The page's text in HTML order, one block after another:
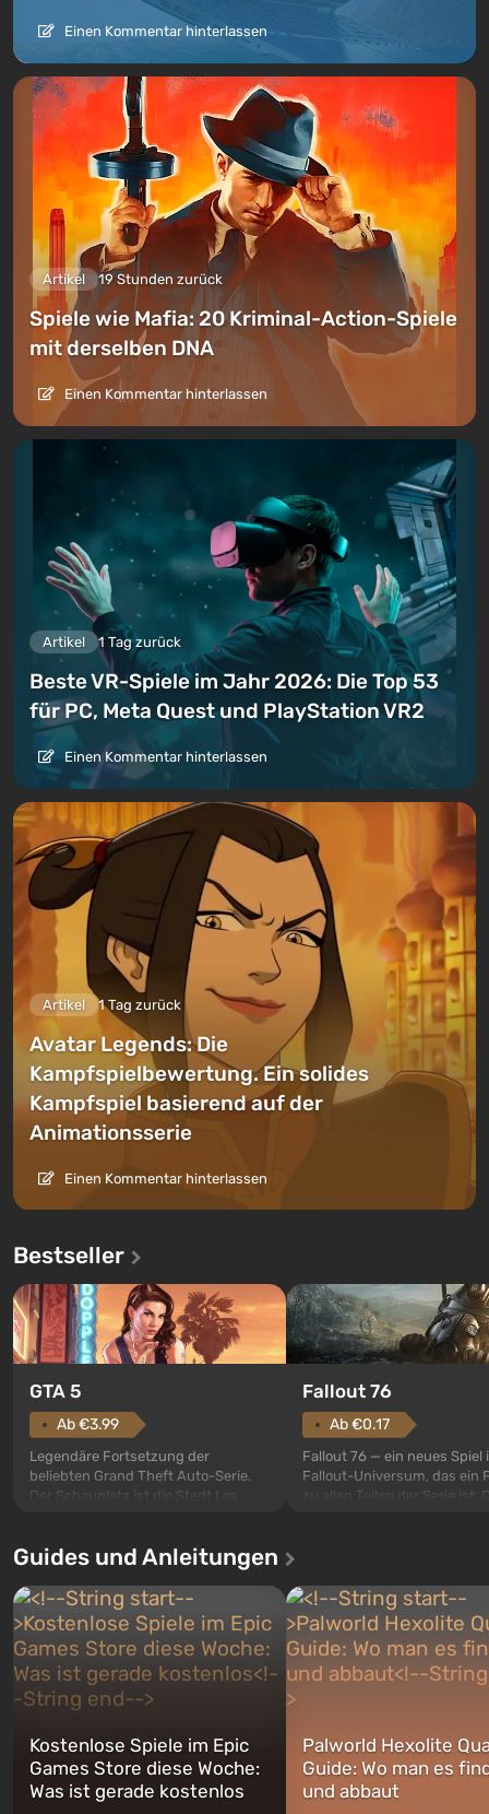
Einen Kommentar hinterlassen
Artikel 19 Stunden zurück
Spiele wie Mafia: 20 Kriminal-Action-Spiele
mit derselben DNA
Einen Kommentar hinterlassen
Artikel 1 Tag zurück
Beste VR-Spiele im Jahr 2026: Die Top 53
für PC, Meta Quest und PlayStation VR2
Einen Kommentar hinterlassen
Artikel 1 Tag zurück
Avatar Legends: Die
Kampfspielbewertung. Ein solides
Kampfspiel basierend auf der
Animationsserie
Einen Kommentar hinterlassen
Bestseller
GTA 5
Ab €3.99
Legendäre Fortsetzung der
beliebten Grand Theft Auto-Serie.
Der Schauplatz ist die Stadt Los
ersten Mal erzählt das Spiel die
Charakteren: Michael, Trevor und
Franklin, zwischen denen Sie
jederzeit...
Fallout 76
Ab €0.17
Fallout 76 — ein neues Spiel
Fallout-Universum, das ein
zu allen Teilen der Serie ist.
nach dem Abwurf von
auf Amerika geöffnet wird.
Guides und Anleitungen
Kostenlose Spiele im Epic
Games Store diese Woche:
Was ist gerade kostenlos
Palworld Hexolite
Guide: Wo man es
und abbaut